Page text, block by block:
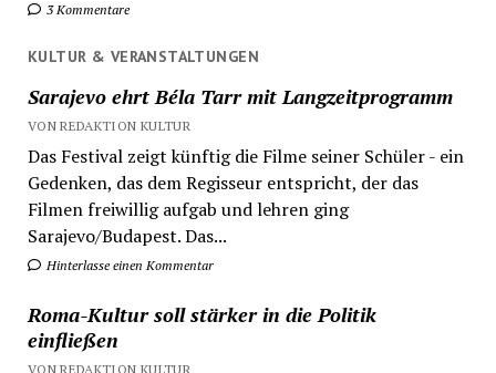
3 Kommentare
KULTUR & VERANSTALTUNGEN
Sarajevo ehrt Béla Tarr mit Langzeitprogramm
VON REDAKTION KULTUR
Das Festival zeigt künftig die Filme seiner Schüler - ein
Gedenken, das dem Regisseur entspricht, der das
Filmen freiwillig aufgab und lehren ging
Sarajevo/Budapest. Das...
Hinterlasse einen Kommentar
Roma-Kultur soll stärker in die Politik
einfließen
VON REDAKTION KULTUR